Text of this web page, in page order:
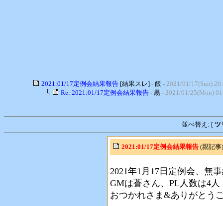
2021:01/17定例会結果報告 [結果スレ] - 飯 - 2021/01/17(Sun)
└
Re: 2021:01/17定例会結果報告 - 黒 - 2021/01/25(Mon)
並べ替え: [ ツ
2021:01/17定例会結果報告 (親記
2021年1月17日定例会、無
GMは蒼さん、PL人数は4
おつかれさま&ありがとう